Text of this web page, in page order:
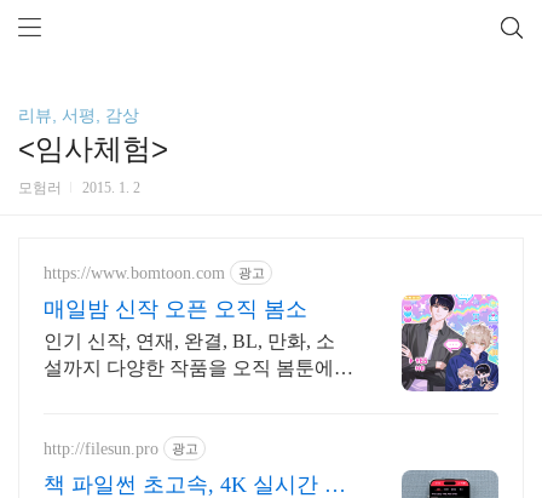
리뷰, 서평, 감상
<임사체험>
모험러 2015. 1. 2
https://www.bomtoon.com 광고
매일밤 신작 오픈 오직 봄소
인기 신작, 연재, 완결, BL, 만화, 소
설까지 다양한 작품을 오직 봄툰에서
http://filesun.pro 광고
책 파일썬 초고속, 4K 실시간 보